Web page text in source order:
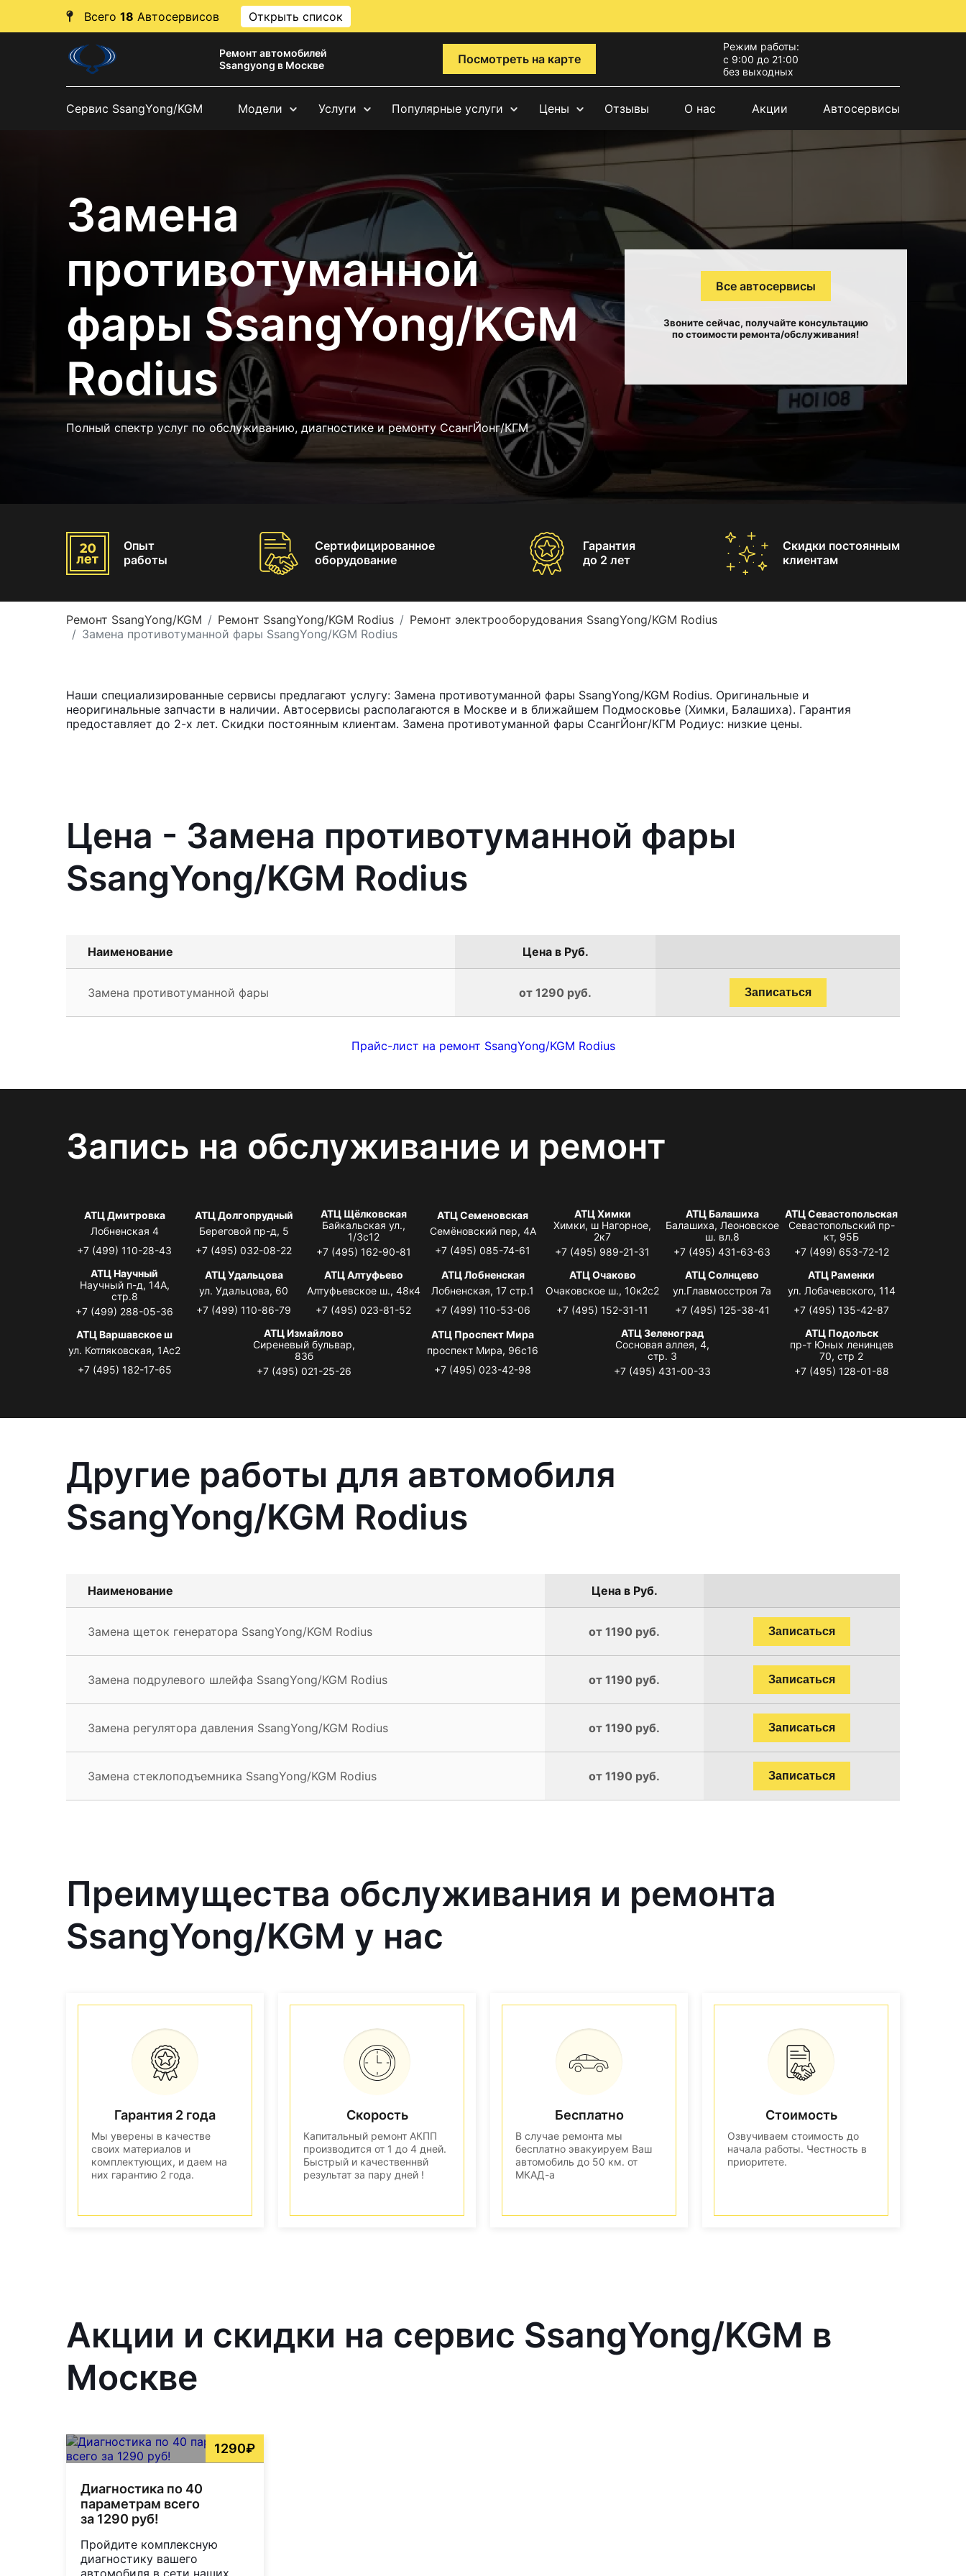
Всего 18 Автосервисов Открыть список
Ремонт автомобилей
Ssangyong в Москве
Посмотреть на карте
Режим работы:
с 9:00 до 21:00
без выходных
Сервис SsangYong/KGM Модели Услуги Популярные услуги Цены Отзывы О нас Акции Автосервисы
Замена
противотуманной
фары SsangYong/KGM
Rodius
Полный спектр услуг по обслуживанию, диагностике и ремонту СсангЙонг/КГМ
Все автосервисы
Звоните сейчас, получайте консультацию
по стоимости ремонта/обслуживания!
Опыт
работы
Сертифицированное
оборудование
Гарантия
до 2 лет
Скидки постоянным
клиентам
Ремонт SsangYong/KGM Ремонт SsangYong/KGM Rodius
Ремонт электрооборудования SsangYong/KGM Rodius
Замена противотуманной фары SsangYong/KGM Rodius
Наши специализированные сервисы предлагают услугу: Замена противотуманной фары SsangYong/KGM Rodius. Оригинальные и
неоригинальные запчасти в наличии. Автосервисы располагаются в Москве и в ближайшем Подмосковье (Химки, Балашиха). Гарантия
предоставляет до 2-х лет. Скидки постоянным клиентам. Замена противотуманной фары СсангЙонг/КГМ Родиус: низкие цены.
Цена - Замена противотуманной фары
SsangYong/KGM Rodius
Наименование Цена в Руб.
Замена противотуманной фары от 1290 руб. Записаться
Прайс-лист на ремонт SsangYong/KGM Rodius
Запись на обслуживание и ремонт
АТЦ Дмитровка
Лобненская 4
+7 (499) 110-28-43
АТЦ Долгопрудный
Береговой пр-д, 5
+7 (495) 032-08-22
АТЦ Щёлковская
Байкальская ул.,
1/3с12
+7 (495) 162-90-81
АТЦ Семеновская
Семёновский пер, 4А
+7 (495) 085-74-61
АТЦ Химки
Химки, ш Нагорное,
2к7
+7 (495) 989-21-31
АТЦ Балашиха
Балашиха, Леоновское
ш. вл.8
+7 (495) 431-63-63
АТЦ Севастопольская
Севастопольский пр-
кт, 95Б
+7 (499) 653-72-12
АТЦ Научный
Научный п-д, 14А,
стр.8
+7 (499) 288-05-36
АТЦ Удальцова
ул. Удальцова, 60
+7 (499) 110-86-79
АТЦ Алтуфьево
Алтуфьевское ш., 48к4
+7 (495) 023-81-52
АТЦ Лобненская
Лобненская, 17 стр.1
+7 (499) 110-53-06
АТЦ Очаково
Очаковское ш., 10к2с2
+7 (495) 152-31-11
АТЦ Солнцево
ул.Главмосстроя 7а
+7 (495) 125-38-41
АТЦ Раменки
ул. Лобачевского, 114
+7 (495) 135-42-87
АТЦ Варшавское ш
ул. Котляковская, 1Ас2
+7 (495) 182-17-65
АТЦ Измайлово
Сиреневый бульвар,
83б
+7 (495) 021-25-26
АТЦ Проспект Мира
проспект Мира, 96с16
+7 (495) 023-42-98
АТЦ Зеленоград
Сосновая аллея, 4,
стр. 3
+7 (495) 431-00-33
АТЦ Подольск
пр-т Юных ленинцев
70, стр 2
+7 (495) 128-01-88
Другие работы для автомобиля
SsangYong/KGM Rodius
Наименование Цена в Руб.
Замена щеток генератора SsangYong/KGM Rodius от 1190 руб. Записаться
Замена подрулевого шлейфа SsangYong/KGM Rodius от 1190 руб. Записаться
Замена регулятора давления SsangYong/KGM Rodius от 1190 руб. Записаться
Замена стеклоподъемника SsangYong/KGM Rodius от 1190 руб. Записаться
Преимущества обслуживания и ремонта
SsangYong/KGM у нас
Гарантия 2 года
Мы уверены в качестве
своих материалов и
комплектующих, и даем на
них гарантию 2 года.
Скорость
Капитальный ремонт АКПП
производится от 1 до 4 дней.
Быстрый и качественнвй
результат за пару дней !
Бесплатно
В случае ремонта мы
бесплатно эвакуируем Ваш
автомобиль до 50 км. от
МКАД-а
Стоимость
Озвучиваем стоимость до
начала работы. Честность в
приоритете.
Акции и скидки на сервис SsangYong/KGM в
Москве
1290₽
Диагностика по 40
параметрам всего
за 1290 руб!
Пройдите комплексную
диагностику вашего
автомобиля в сети наших